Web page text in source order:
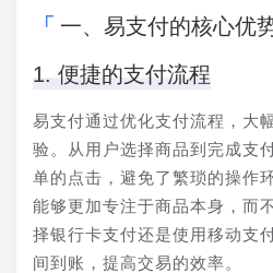
一、易支付的核心优
1. 便捷的支付流程
易支付通过优化支付流程，大
验。从用户选择商品到完成支
单的点击，避免了繁琐的操作
能够更加专注于商品本身，而
择银行卡支付还是使用移动支
间到账，提高交易的效率。